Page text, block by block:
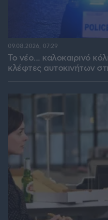
Το νέο... καλοκαιρινό
κλέφτες αυτοκινήτων
09.08.2026, 07:29